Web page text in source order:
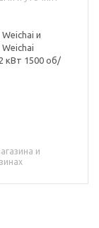
и
кВт 1500 об/
и